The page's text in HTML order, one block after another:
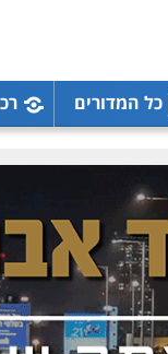
כל המדורים